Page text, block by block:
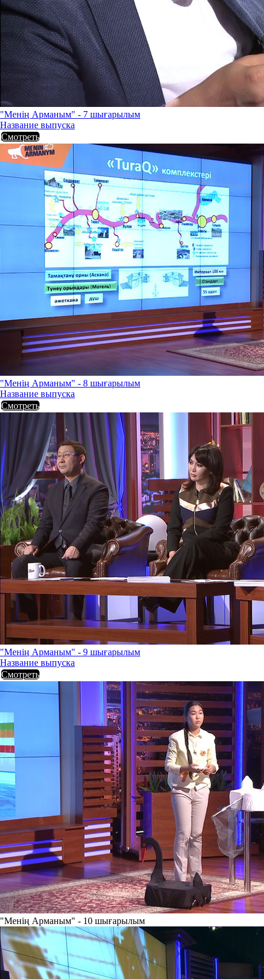
"Менің Арманым" - 7 шығарылым
Название выпуска
Смотреть
"Менің Арманым" - 8 шығарылым
Название выпуска
Смотреть
"Менің Арманым" - 9 шығарылым
Название выпуска
Смотреть
"Менің Арманым" - 10 шығарылым